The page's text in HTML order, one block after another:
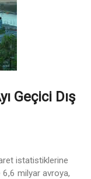
Geçici Dış
istatistiklerine
6,6 milyar avroya,